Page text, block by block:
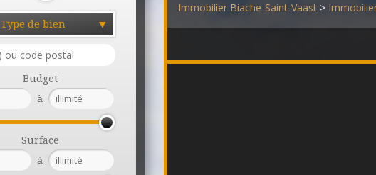
Type de bien
Budget
à
Surface
à
Immobilier Biache-Saint-Vaast >